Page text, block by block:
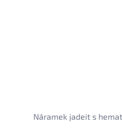
Náramek jadeit s